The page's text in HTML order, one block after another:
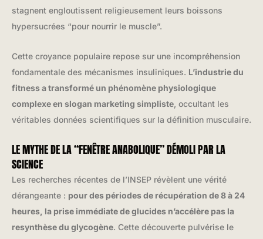
stagnent engloutissent religieusement leurs boissons
hypersucrées “pour nourrir le muscle”.
Cette croyance populaire repose sur une incompréhension
fondamentale des mécanismes insuliniques. L’industrie du
fitness a transformé un phénomène physiologique
complexe en slogan marketing simpliste , occultant les
véritables données scientifiques sur la définition musculaire.
LE MYTHE DE LA “FENÊTRE ANABOLIQUE” DÉMOLI PAR LA
SCIENCE
Les recherches récentes de l’INSEP révèlent une vérité
dérangeante : pour des périodes de récupération de 8 à 24
heures, la prise immédiate de glucides n’accélère pas la
resynthèse du glycogène. Cette découverte pulvérise le